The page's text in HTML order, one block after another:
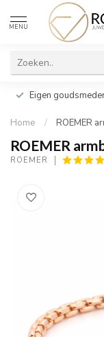
MENU
Eigen
Home / ROEMER
ROEMER
ROEMER